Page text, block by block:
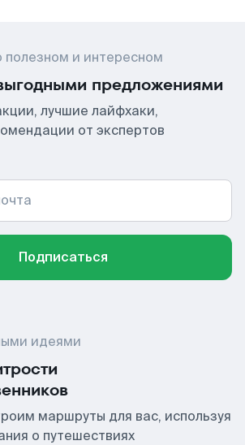
полезном и интересном
предложениями
лучшие лайфхаки,
от экспертов
Подписаться
идеями
маршруты для вас, используя
о путешествиях